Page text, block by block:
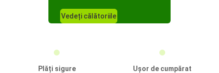
Vedeți călătoriile
Plăți sigure
Ușor de cumpărat